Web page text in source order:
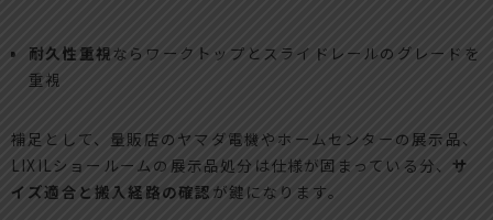
耐久性重視ならワークトップとスライドレールのグレードを
重視
補足として、量販店のヤマダ電機やホームセンターの展示品、
LIXILショールームの展示品処分は仕様が固まっている分、サ
イズ適合と搬入経路の確認 が鍵になります。